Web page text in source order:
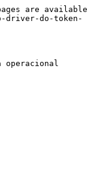
are available
driver-do-token-
operacional